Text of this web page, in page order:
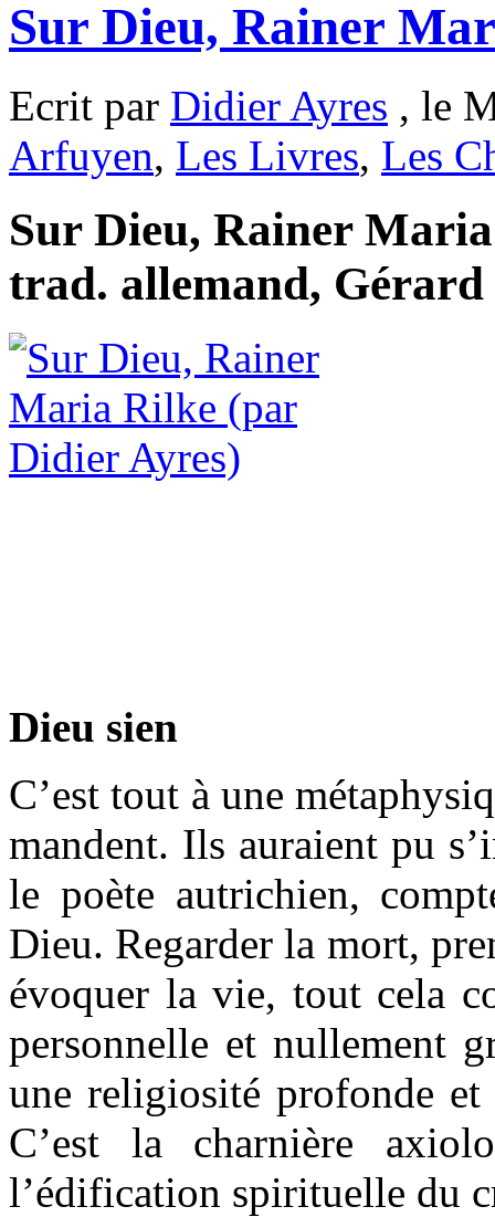
Sur Dieu, Rainer
Ecrit par Didier Ayres , le
Arfuyen, Les Livres, Les
Sur Dieu, Rainer
trad. allemand, Gérard
Dieu sien
C’est tout à une
mandent. Ils auraient pu
le poète autrichien,
Dieu. Regarder la mort,
évoquer la vie, tout cela
personnelle et nullement
une religiosité profonde
C’est la charnière
l’édification spirituelle du